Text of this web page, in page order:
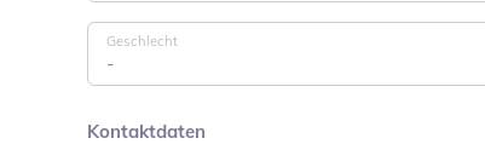
Geschlecht
Kontaktdaten